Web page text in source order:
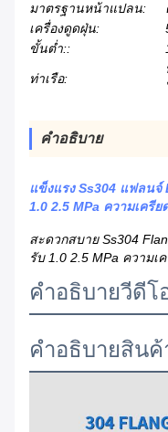
มาตรฐานหน้าแปลน:
เครื่องดูดฝุ่น:
ขั้นต่ำ::
ท่าเรือ:
คําอธิบาย
แข็งแรง Ss304 แฟลนจ์
1.0 2.5 MPa ความเครีย
สะดวกสบาย Ss304
รับ 1.0 2.5 MPa ความเ
คําอธิบายวีดีโ
คําอธิบายสินค้